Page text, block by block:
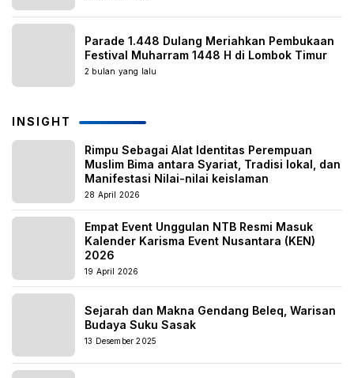
Parade 1.448 Dulang Meriahkan Pembukaan
Festival Muharram 1448 H di Lombok Timur
2 bulan yang lalu
INSIGHT
Rimpu Sebagai Alat Identitas Perempuan
Muslim Bima antara Syariat, Tradisi lokal, dan
Manifestasi Nilai-nilai keislaman
28 April 2026
Empat Event Unggulan NTB Resmi Masuk
Kalender Karisma Event Nusantara (KEN)
2026
19 April 2026
Sejarah dan Makna Gendang Beleq, Warisan
Budaya Suku Sasak
13 Desember 2025